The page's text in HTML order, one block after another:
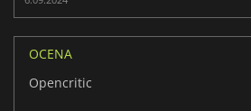
OCENA
Opencritic